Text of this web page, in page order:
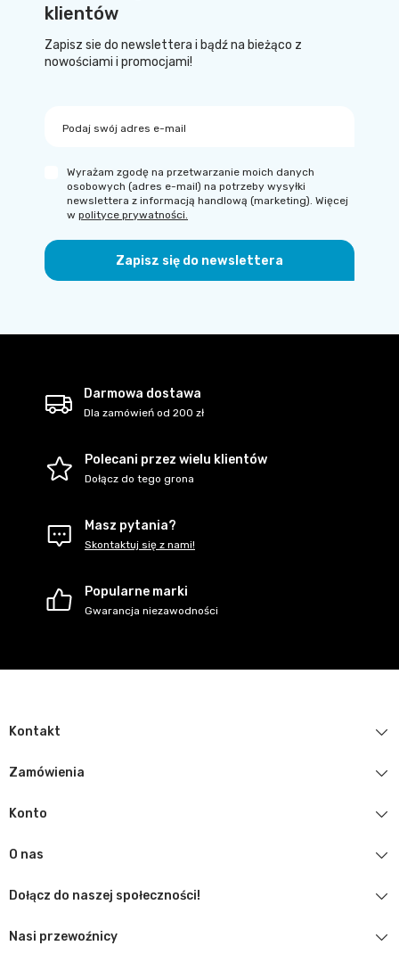
klientów
Zapisz sie do newslettera i bądź na bieżąco z
nowościami i promocjami!
Podaj swój adres e-mail
Zapisz się do newslettera
Wyrażam zgodę na przetwarzanie moich danych
osobowych (adres e-mail) na potrzeby wysyłki
newslettera z informacją handlową (marketing). Więcej
w polityce prywatności.
Darmowa dostawa
Dla zamówień od 200 zł
Polecani przez wielu klientów
Dołącz do tego grona
Masz pytania?
Skontaktuj się z nami!
Popularne marki
Gwarancja niezawodności
Kontakt
Zamówienia
Konto
O nas
Dołącz do naszej społeczności!
Nasi przewoźnicy